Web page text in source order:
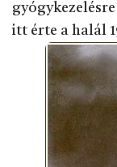
itt érte a halál